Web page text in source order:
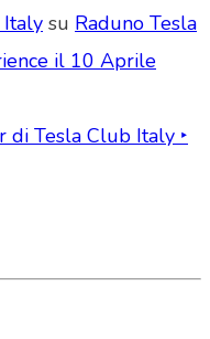
Italy su Raduno Tesla
il 10 Aprile
di Tesla Club Italy ‣